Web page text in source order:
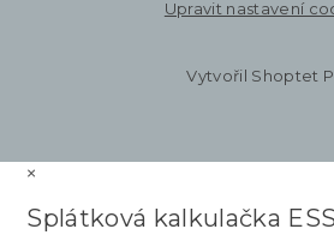
Vytvořil Shoptet
Upravit nastavení
×
Splátková kalkulačka